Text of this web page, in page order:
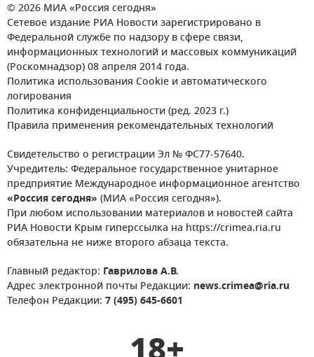
© 2026 МИА «Россия сегодня»
Сетевое издание РИА Новости зарегистрировано в
Федеральной службе по надзору в сфере связи,
информационных технологий и массовых коммуникаций
(Роскомнадзор) 08 апреля 2014 года.
Политика использования Cookie и автоматического
логирования
Политика конфиденциальности (ред. 2023 г.)
Правила применения рекомендательных технологий
Свидетельство о регистрации Эл № ФС77-57640.
Учредитель: Федеральное государственное унитарное
предприятие Международное информационное агентство
«Россия сегодня» (МИА «Россия сегодня»).
При любом использовании материалов и новостей сайта
РИА Новости Крым гиперссылка на https://crimea.ria.ru
обязательна не ниже второго абзаца текста.
Главный редактор: Гаврилова А.В.
Адрес электронной почты Редакции: news.crimea@ria.ru
Телефон Редакции: 7 (495) 645-6601